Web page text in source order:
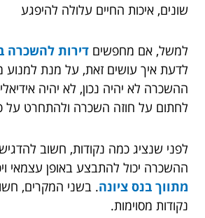
שונים, איכות החיים עלולה להיפגע
למשל, אם מחפשים דירות להשכרה
לדעת איך עושים זאת, על מנת
ההשכרה לא יהיה נכון, לא יהיה
לחתום על חוזה השכרה ולהתחרט
לפני שנציג כמה נקודות, חשוב
ההשכרה יכול להתבצע באופן עצמאי
מתווך בנס ציונה. בשני המקרים,
נקודות מסוימות.